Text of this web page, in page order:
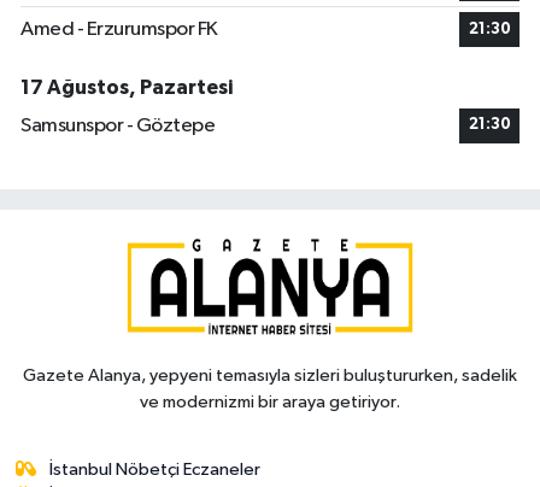
Amed - Erzurumspor FK 21:30
17 Ağustos, Pazartesi
Samsunspor - Göztepe
21:30
Gazete Alanya, yepyeni temasıyla sizleri buluştururken, sadelik
ve modernizmi bir araya getiriyor.
İstanbul Nöbetçi Eczaneler